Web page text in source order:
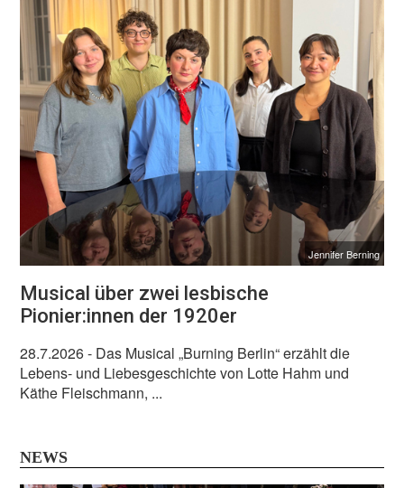
Jennifer Berning
Musical über zwei lesbische
Pionier:innen der 1920er
28.7.2026- Das Musical „Burning Berlin“ erzählt die
Lebens- und Liebesgeschichte von Lotte Hahm und
Käthe Fleischmann, ...
NEWS